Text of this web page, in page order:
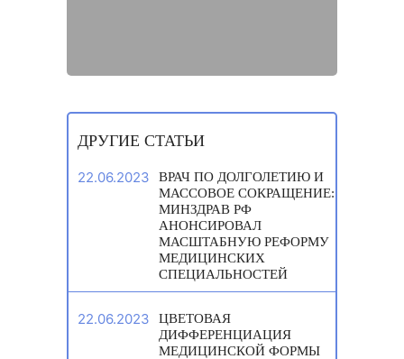
ДРУГИЕ СТАТЬИ
22.06.2023
ВРАЧ ПО ДОЛГОЛЕТИЮ И
МАССОВОЕ СОКРАЩЕНИЕ:
МИНЗДРАВ РФ
АНОНСИРОВАЛ
МАСШТАБНУЮ РЕФОРМУ
МЕДИЦИНСКИХ
СПЕЦИАЛЬНОСТЕЙ
22.06.2023
ЦВЕТОВАЯ
ДИФФЕРЕНЦИАЦИЯ
МЕДИЦИНСКОЙ ФОРМЫ